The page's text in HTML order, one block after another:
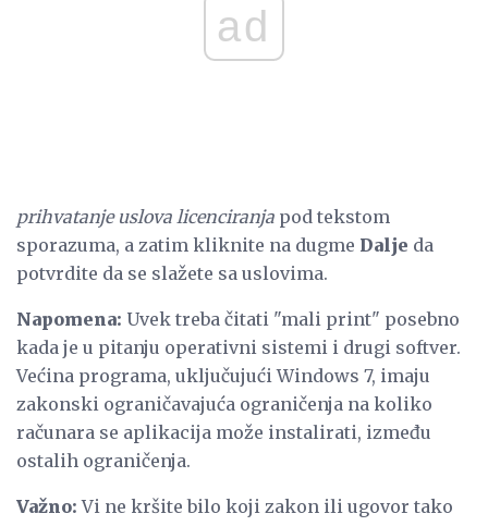
ad
prihvatanje uslova licenciranja pod tekstom
sporazuma, a zatim kliknite na dugme Dalje da
potvrdite da se slažete sa uslovima.
Napomena: Uvek treba čitati "mali print" posebno
kada je u pitanju operativni sistemi i drugi softver.
Većina programa, uključujući Windows 7, imaju
zakonski ograničavajuća ograničenja na koliko
računara se aplikacija može instalirati, između
ostalih ograničenja.
Važno: Vi ne kršite bilo koji zakon ili ugovor tako